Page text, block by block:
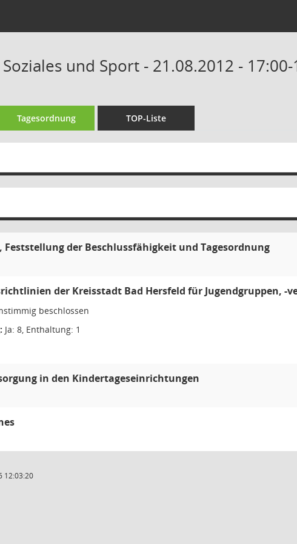
und Sport - 21.08.2012 -
Tagesordnung TOP-Liste
Feststellung der Beschlussfähigkeit und Tagesordnung
der Kreisstadt Bad Hersfeld für Jugendgruppen, -
beschlossen
Ja: 8, Enthaltung: 1
in den Kindertageseinrichtungen
12:03:20